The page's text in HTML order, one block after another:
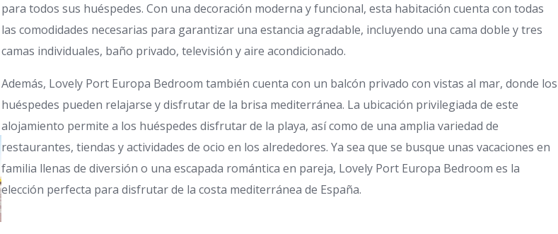
para todos sus huéspedes. Con una decoración moderna y funcional, esta habitación cuenta con todas
las comodidades necesarias para garantizar una estancia agradable, incluyendo una cama doble y tres
camas individuales, baño privado, televisión y aire acondicionado.
Además, Lovely Port Europa Bedroom también cuenta con un balcón privado con vistas al mar, donde los
huéspedes pueden relajarse y disfrutar de la brisa mediterránea. La ubicación privilegiada de este
alojamiento permite a los huéspedes disfrutar de la playa, así como de una amplia variedad de
restaurantes, tiendas y actividades de ocio en los alrededores. Ya sea que se busque unas vacaciones en
familia llenas de diversión o una escapada romántica en pareja, Lovely Port Europa Bedroom es la
elección perfecta para disfrutar de la costa mediterránea de España.